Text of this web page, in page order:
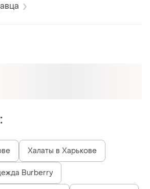
Халаты в Харькове
Burberry